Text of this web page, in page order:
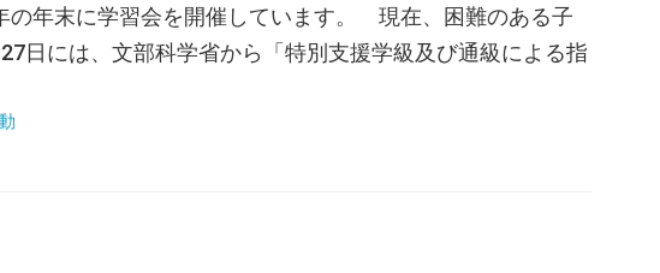
の年末に学習会を開催しています。 現在、困難のある子
日には、文部科学省から「特別支援学級及び通級による指